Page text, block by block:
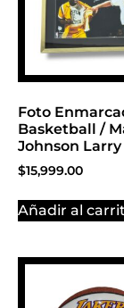
Foto
Basketball /
Johnson
$15,999.00
Añadir al